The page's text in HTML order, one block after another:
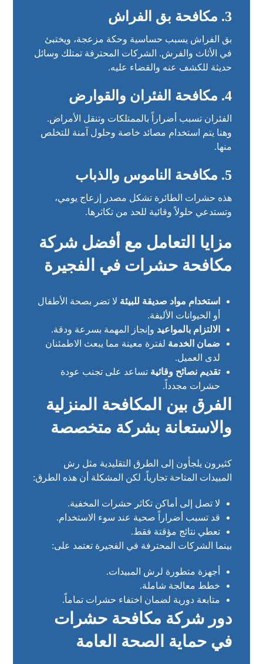
3. مكافحة بق الفراش
بق الفراش يسبب حساسية وحكة مزعجة، ويختبئ
في الأثاث والفرش. الشركات المحترفة تمتلك وسائل
حديثة للكشف عنه والقضاء عليه.
4. مكافحة الفئران والقوارض
الفئران تسبب أضراراً بالممتلكات وتنقل الأمراض.
وهنا يتم استخدام مصائد خاصة وحلول آمنة للتخلص
منها.
5. مكافحة الناموس والذباب
هذه حشرات الطائرة تشكل مصدر إزعاج يومي،
وتستدعي حلولاً وقائية للحد من تكاثرها.
مزايا التعامل مع أفضل شركة
مكافحة حشرات في الفجيرة
استخدام مواد صديقة للبيئة لا تضر بصحة الأطفال
أو الحيوانات الأليفة.
الالتزام بالمواعيد وإنجاز المهمة بسرعة ودقة.
ضمان الخدمة لفترة معينة مما يبعث الاطمئنان
لدى العميل.
تقديم نصائح وقائية تساعد على تجنب عودة
حشرات مجدداً.
الفرق بين المكافحة المنزلية
والاستعانة بشركة متخصصة
كثيرون يلجأون إلى الطرق التقليدية مثل رش
المبيدات المتاحة تجارياً، لكن المشكلة أن هذه الطرق:
لا تصل إلى أماكن تكاثر حشرات المخفية.
قد تسبب أضراراً صحية عند سوء الاستخدام.
تعطي نتائج مؤقتة فقط.
بينما الشركات المحترفة في الفجيرة تعتمد على:
أجهزة متطورة لرش المبيدات.
خطط معالجة شاملة.
متابعة دورية لضمان اختفاء حشرات تماماً.
دور شركة مكافحة حشرات
في حماية الصحة العامة